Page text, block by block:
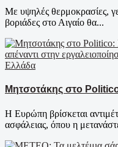
Με υψηλές θερμοκρασίες,
βοριάδες στο Αιγαίο θα...
Ελλάδα
Μητσοτάκης στο
Η Ευρώπη βρίσκεται
ασφάλειας, όπου η